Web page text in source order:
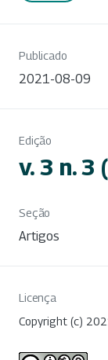
Publicado
2021-08-09
Edição
v. 3 n. 3
Seção
Artigos
Licença
Copyright (c)